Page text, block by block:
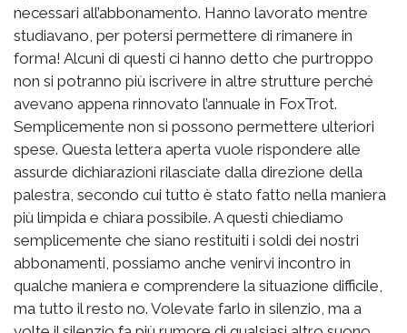
necessari all’abbonamento. Hanno lavorato mentre
studiavano, per potersi permettere di rimanere in
forma! Alcuni di questi ci hanno detto che purtroppo
non si potranno più iscrivere in altre strutture perché
avevano appena rinnovato l’annuale in FoxTrot.
Semplicemente non si possono permettere ulteriori
spese. Questa lettera aperta vuole rispondere alle
assurde dichiarazioni rilasciate dalla direzione della
palestra, secondo cui tutto è stato fatto nella maniera
più limpida e chiara possibile. A questi chiediamo
semplicemente che siano restituiti i soldi dei nostri
abbonamenti, possiamo anche venirvi incontro in
qualche maniera e comprendere la situazione difficile,
ma tutto il resto no. Volevate farlo in silenzio, ma a